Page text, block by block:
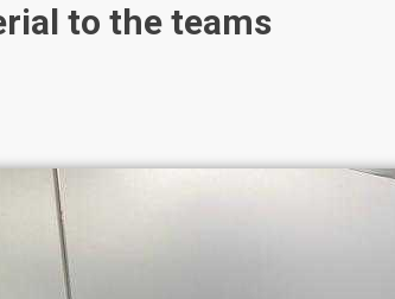
to the teams